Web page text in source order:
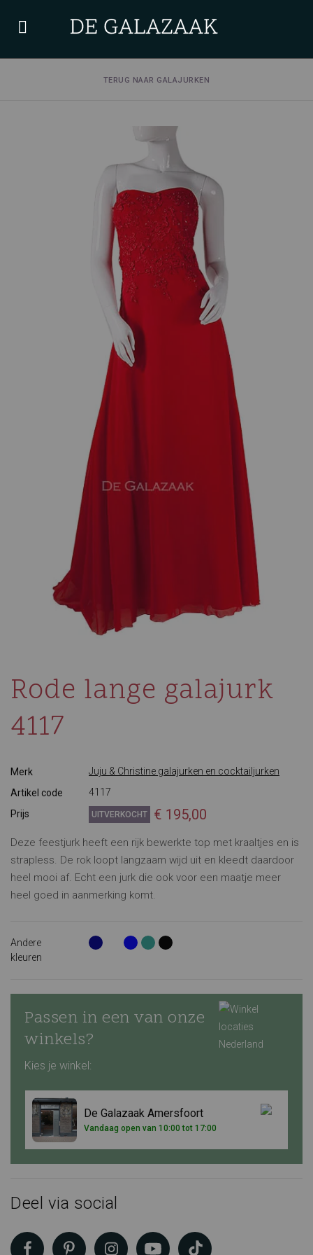
TERUG NAAR GALAJURKEN
Rode lange galajurk
4117
Merk
Juju & Christine galajurken en cocktailjurken
Artikel code
4117
Prijs
UITVERKOCHT € 195,00
Deze feestjurk heeft een rijk bewerkte top met kraaltjes en is
strapless. De rok loopt langzaam wijd uit en kleedt daardoor
heel mooi af. Echt een jurk die ook voor een maatje meer
heel goed in aanmerking komt.
Andere
kleuren
Passen in een van onze
winkels?
Kies je winkel:
De Galazaak Amersfoort
Vandaag open van 10:00 tot 17:00
Deel via social